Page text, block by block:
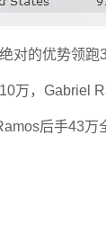
对的优势领
万，Gabriel
后手43万